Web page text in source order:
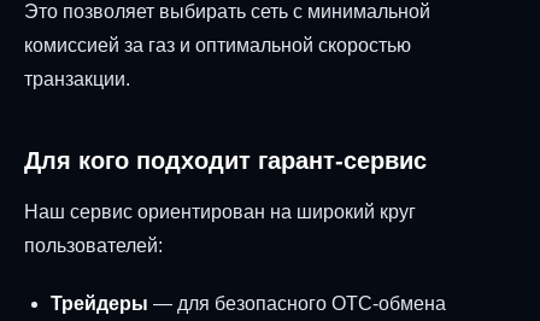
Это позволяет выбирать сеть с минимальной
комиссией за газ и оптимальной скоростью
транзакции.
Для кого подходит гарант-сервис
Наш сервис ориентирован на широкий круг
пользователей:
Трейдеры — для безопасного OTC-обмена